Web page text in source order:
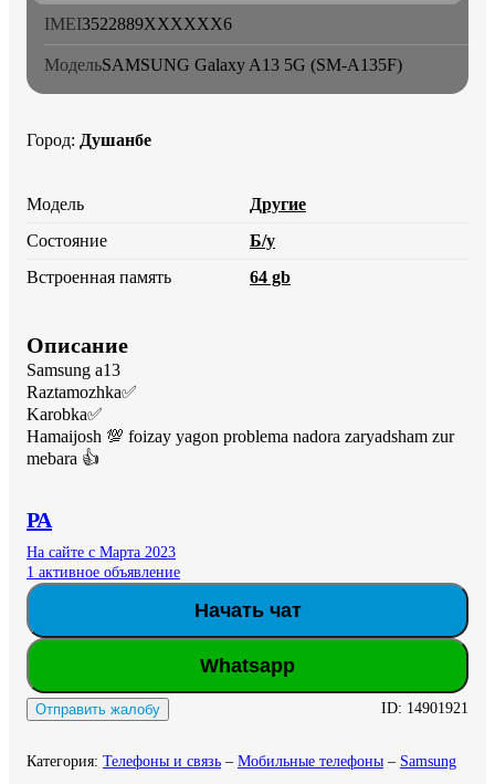
IMEI3522889XXXXXX6
МодельSAMSUNG Galaxy A13 5G (SM-A135F)
Город: Душанбе
Модель
Другие
Состояние
Б/у
Встроенная память
64 gb
Описание
Samsung a13
Raztamozhka✅
Karobka✅
Hamaijosh 💯 foizay yagon problema nadora zaryadsham zur
mebara 👍
РА
На сайте с Марта 2023
1 активное объявление
Начать чат
Whatsapp
Отправить жалобу ID: 14901921
Категория: Телефоны и связь – Мобильные телефоны – Samsung